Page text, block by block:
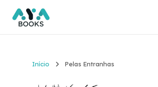
Início Pelas Entranhas